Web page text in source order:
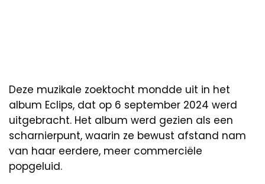
Deze muzikale zoektocht mondde uit in het
album Eclips, dat op 6 september 2024 werd
uitgebracht. Het album werd gezien als een
scharnierpunt, waarin ze bewust afstand nam
van haar eerdere, meer commerciële
popgeluid.